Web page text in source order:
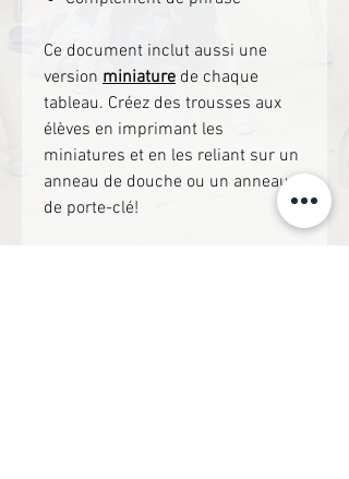
Ce document inclut aussi une
version miniature de chaque
tableau. Créez des trousses aux
élèves en imprimant les
miniatures et en les reliant sur un
anneau de douche ou un anneau
de porte-clé!